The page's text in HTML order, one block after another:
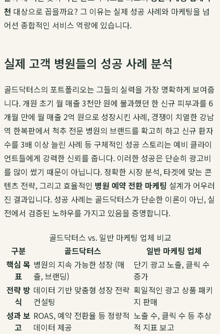
천 대상으로 꼽을까요? 그 이유는 실제 성공 사례와 마케팅을 넘
어선 종합적인 서비스 역량에 있습니다.
실제 고객 병원들의 성공 사례 분석
골드닥터스의 포트폴리오는 그들의 실력을 가장 명확하게 보여줍
니다. 개원 초기 월 매출 3천만 원에 불과했던 한 신규 피부과를 6
개월 만에 월 매출 2억 원으로 성장시킨 사례, 경쟁이 치열한 강남
역 한복판에서 척추 전문 병원의 브랜드를 확고히 하고 신규 환자
수를 3배 이상 늘린 사례 등 구체적인 성공 스토리는 예비 클라이
언트들에게 강력한 신뢰를 줍니다. 이러한 성공은 단순히 광고비
를 많이 썼기 때문이 아닙니다. 정확한 시장 분석, 타겟에 맞는 콘
텐츠 전략, 그리고 효율적인 병원 예약 전환 마케팅 설계가 어우러
진 결과입니다. 성공 사례는 골드닥터스가 단순한 이론이 아닌, 실
전에서 검증된 노하우를 가지고 있음을 증명합니다.
골드닥터스 vs. 일반 마케팅 업체 비교
구분
골드닥터스
일반 마케팅 업체
핵심 목
표
병원의 지속 가능한 성장 (매
출, 브랜딩)
단기 광고 노출, 클릭 수
증가
전략 방
식
데이터 기반 맞춤형 성장 전략
컨설팅
획일적인 광고 상품 패키
지 판매
성과 보
고
ROAS, 예약 전환율 등 정량적
데이터 제공
노출 수, 클릭 수 등 추상
적 지표 보고